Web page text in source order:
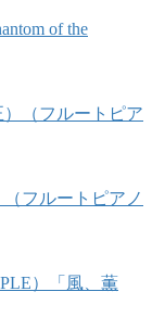
of the
）（フルートピア
フルートピアノ
）「風、薫